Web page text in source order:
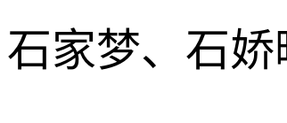
石家梦、石